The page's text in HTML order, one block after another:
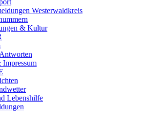
Westerwaldkreis
& Kultur
Lebenshilfe